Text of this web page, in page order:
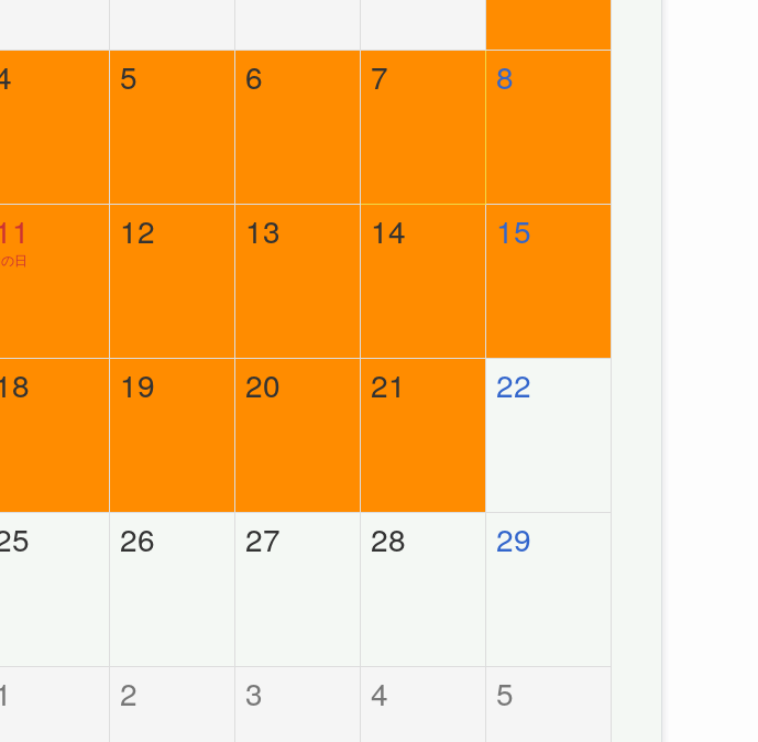
5 6 7 8
日
12 13 14 15
19 20 21 22
26 27 28 29
2 3 4 5